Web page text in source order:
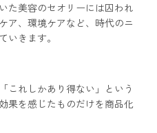
た美容のセオリーには囚われ
ア、環境ケアなど、時代のニ
いきます。
これしかあり得ない」という
果を感じたものだけを商品化